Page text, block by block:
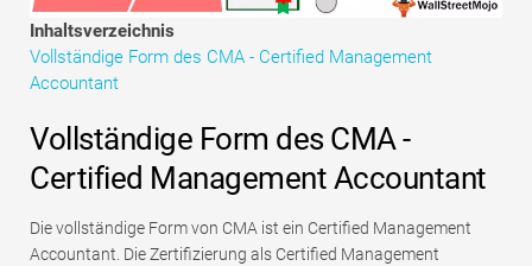
Vollständige Form
Risikomanagement-Tutorials
Inhaltsverzeichnis
Vollständige Form des CMA - Certified Management
Accountant
Vollständige Form des CMA -
Certified Management Accountant
Die vollständige Form von CMA ist ein Certified Management
Accountant. Die Zertifizierung als Certified Management